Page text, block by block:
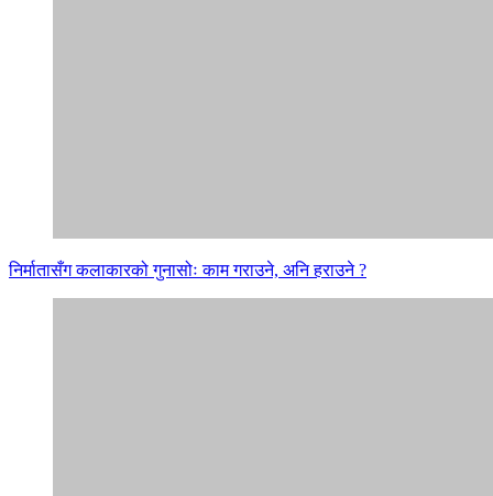
निर्मातासँग कलाकारको गुनासोः काम गराउने, अनि हराउने ?